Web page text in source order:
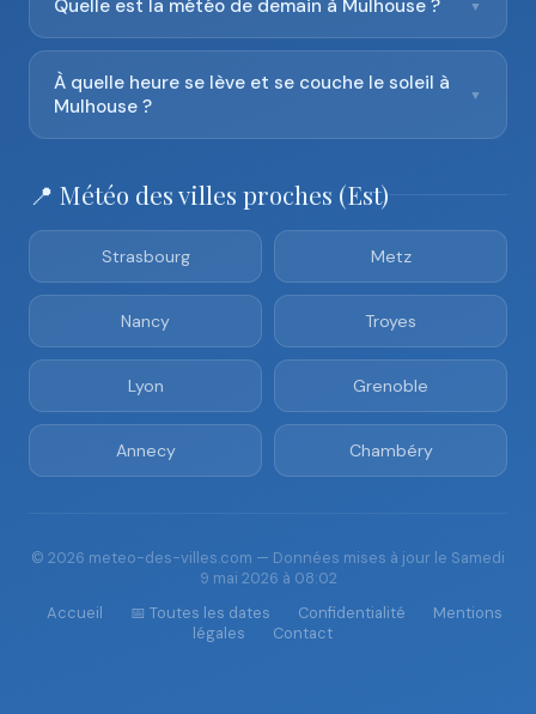
Quelle est la météo de demain à Mulhouse ? ▼
À quelle heure se lève et se couche le soleil à
Mulhouse ?
▼
📍 Météo des villes proches (Est)
Strasbourg Metz
Nancy Troyes
Lyon Grenoble
Annecy Chambéry
© 2026 meteo-des-villes.com — Données mises à jour le Samedi
9 mai 2026 à 08:02
Accueil
📅 Toutes les dates Confidentialité
Mentions
légales
Contact